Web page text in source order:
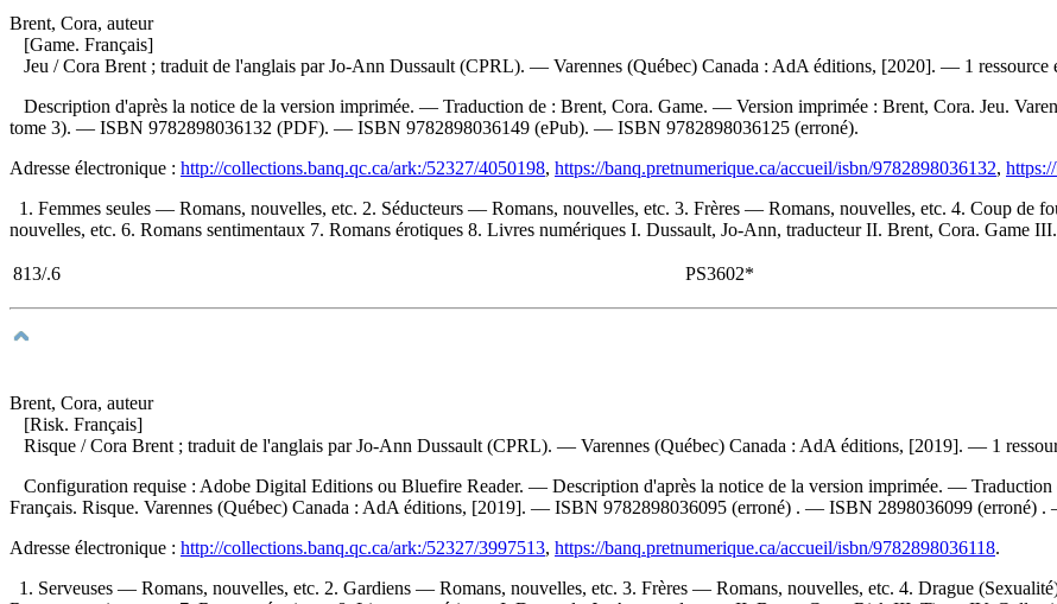
Brent, Cora, auteur
[Game. Français]
Jeu / Cora Brent ; traduit de l'anglais par Jo-Ann Dussault (CPRL). — Varennes (Québec) Canada : AdA éditions, [2020]. — 1
Description d'après la notice de la version imprimée. — Traduction de : Brent, Cora. Game. — Version imprimée : Brent, Cora. Jeu.
tome 3). — ISBN 9782898036132 (PDF). — ISBN 9782898036149 (ePub). — ISBN 9782898036125 (erroné).
Adresse électronique : http://collections.banq.qc.ca/ark:/52327/4050198, https://banq.pretnumerique.ca/accueil/isbn/9782898036132,
1. Femmes seules — Romans, nouvelles, etc. 2. Séducteurs — Romans, nouvelles, etc. 3. Frères — Romans, nouvelles, etc. 4. Coup
nouvelles, etc. 6. Romans sentimentaux 7. Romans érotiques 8. Livres numériques I. Dussault, Jo-Ann, traducteur II. Brent, Cora. Game
813/.6 PS3602*
Brent, Cora, auteur
[Risk. Français]
Risque / Cora Brent ; traduit de l'anglais par Jo-Ann Dussault (CPRL). — Varennes (Québec) Canada : AdA éditions, [2019]. — 1
Configuration requise : Adobe Digital Editions ou Bluefire Reader. — Description d'après la notice de la version imprimée. — Traduction
Français. Risque. Varennes (Québec) Canada : AdA éditions, [2019]. — ISBN 9782898036095 (erroné) . — ISBN 2898036099 (erroné)
Adresse électronique : http://collections.banq.qc.ca/ark:/52327/3997513, https://banq.pretnumerique.ca/accueil/isbn/9782898036118.
1. Serveuses — Romans, nouvelles, etc. 2. Gardiens — Romans, nouvelles, etc. 3. Frères — Romans, nouvelles, etc. 4. Drague